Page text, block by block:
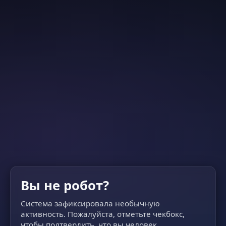
Вы не робот?
Система зафиксировала необычную
активность. Пожалуйста, отметьте чекбокс,